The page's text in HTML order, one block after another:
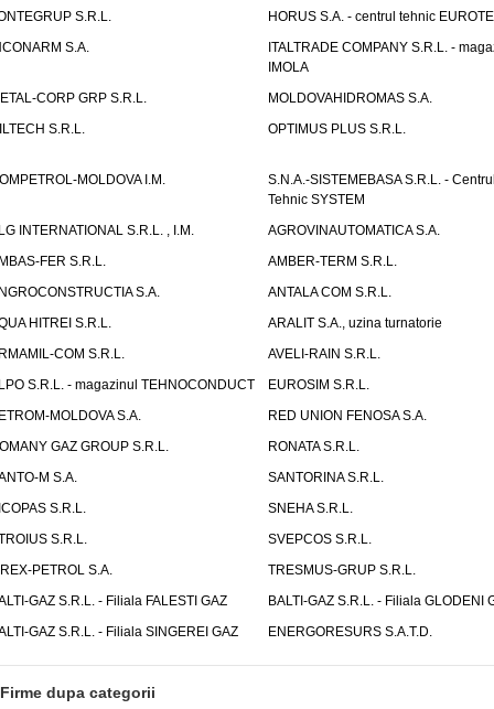
S.R.L.
HORUS S.A. - centrul tehnic
S.A.
ITALTRADE COMPANY S.R.L. -
IMOLA
CORP GRP S.R.L.
MOLDOVAHIDROMAS S.A.
S.R.L.
OPTIMUS PLUS S.R.L.
MOLDOVA I.M.
S.N.A.-SISTEMEBASA S.R.L. -
Tehnic SYSTEM
INTERNATIONAL S.R.L. , I.M.
AGROVINAUTOMATICA S.A.
FER S.R.L.
AMBER-TERM S.R.L.
S.A.
ANTALA COM S.R.L.
HITREI S.R.L.
ARALIT S.A., uzina turnatorie
COM S.R.L.
AVELI-RAIN S.R.L.
S.R.L. - magazinul TEHNOCONDUCT
EUROSIM S.R.L.
MOLDOVA S.A.
RED UNION FENOSA S.A.
GAZ GROUP S.R.L.
RONATA S.R.L.
M S.A.
SANTORINA S.R.L.
S.R.L.
SNEHA S.R.L.
S.R.L.
SVEPCOS S.R.L.
PETROL S.A.
TRESMUS-GRUP S.R.L.
GAZ S.R.L. - Filiala FALESTI GAZ
BALTI-GAZ S.R.L. - Filiala GLODENI
GAZ S.R.L. - Filiala SINGEREI GAZ
ENERGORESURS S.A.T.D.
Firme dupa categorii